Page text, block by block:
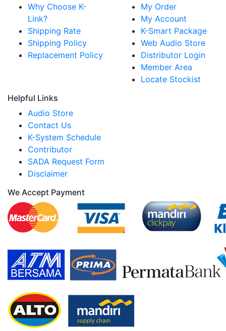
Why Choose K-
Link?
Shipping Rate
Shipping Policy
Replacement Policy
My Order
My Account
K-Smart Package
Web Audio Store
Distributor Login
Member Area
Locate Stockist
Helpful Links
Audio Store
Contact Us
K-System Schedule
Contributor
SADA Request Form
Disclaimer
We Accept Payment